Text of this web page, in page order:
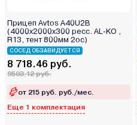
Прицеп Avtos A40U2B
(4000х2000х300 ресс. AL-KO ,
R13, тент 800мм 2ос)
СОСЕД ОБЗАВИДУЕТСЯ
8 718.46 руб.
9503.12 руб.
от 215 руб. руб./мес.
Еще 1 комплектация